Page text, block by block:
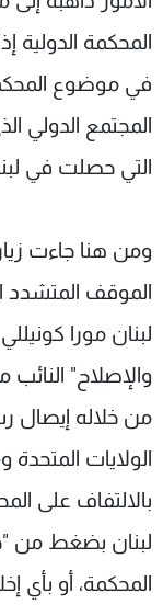
المحكمة الدولية
في موضوع
المجتمع الدولي
التي حصلت في
ومن هنا جاءت
الموقف المتشدد
لبنان مورا
والإصلاح"
من خلاله إيصال
الولايات
بالالتفاف على
لبنان بضغط من
المحكمة، أو بأي